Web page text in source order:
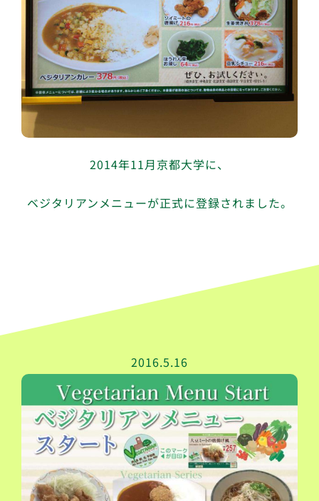
2014年11月京都大学に、
ベジタリアンメニューが正式に登録されました。
2016.5.16